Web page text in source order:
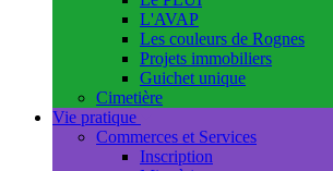
L'AVAP
Les couleurs de Rognes
Projets immobiliers
Guichet unique
Cimetière
Vie pratique
Commerces et Services
Inscription